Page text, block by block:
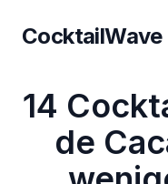
CocktailWave
CocktailWave
14
de